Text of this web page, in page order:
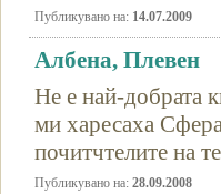
Публикувано на: 14.07.2009
Албена, Плевен
Не е най-добрата
ми харесаха
почитчтелите на
Публикувано на: 28.09.2008